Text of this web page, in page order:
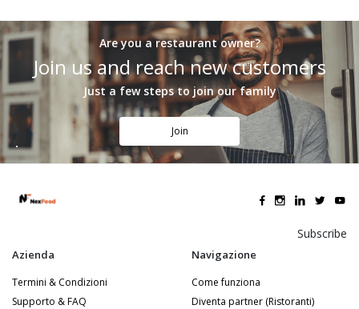
Are you a restaurant owner?
Join us and reach new customers
Just a few steps to join our family
Join
Subscribe
Azienda
Termini & Condizioni
Supporto & FAQ
Navigazione
Come funziona
Diventa partner (Ristoranti)